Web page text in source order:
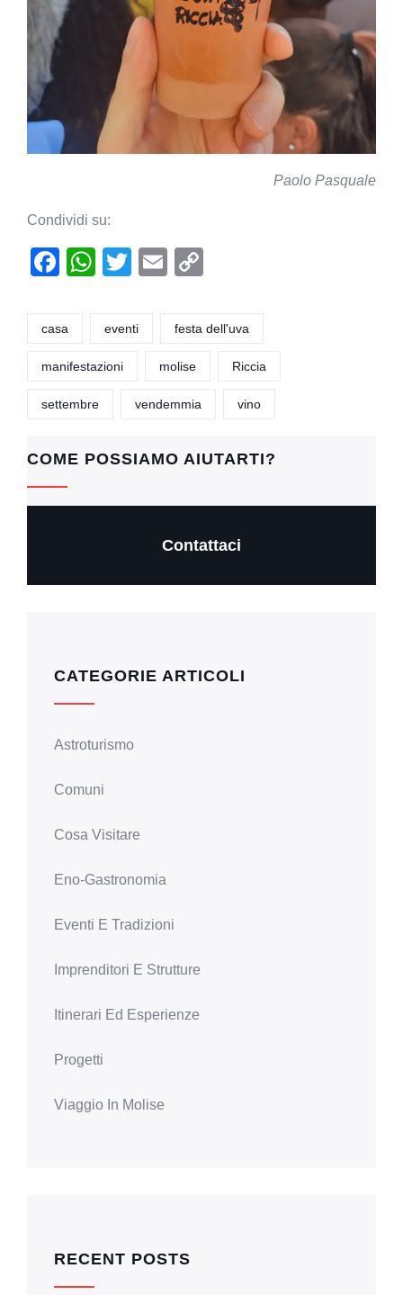
Paolo Pasquale
Condividi su:
F
c
b
o
k
W
at
A
p
T
tt
E
ail p
casa eventi festa dell'uva
manifestazioni molise Riccia
settembre vendemmia vino
COME POSSIAMO AIUTARTI?
Contattaci
CATEGORIE ARTICOLI
Astroturismo
Comuni
Cosa Visitare
Eno-Gastronomia
Eventi E Tradizioni
Imprenditori E Strutture
Itinerari Ed Esperienze
Progetti
Viaggio In Molise
RECENT POSTS